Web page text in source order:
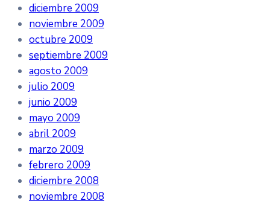
diciembre 2009
noviembre 2009
octubre 2009
septiembre 2009
agosto 2009
julio 2009
junio 2009
mayo 2009
abril 2009
marzo 2009
febrero 2009
diciembre 2008
noviembre 2008